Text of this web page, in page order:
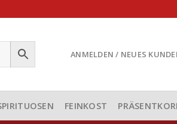
ANMELDEN / NEUES
FEINKOST